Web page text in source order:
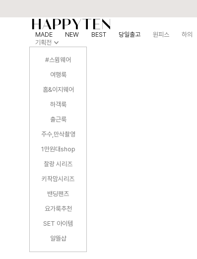
MADE NEW BEST 당일출고 원피스 하의
기획전
#스윔웨어
여행룩
홈&이지웨어
하객룩
출근룩
주수,만삭촬영
1만원대shop
찰랑 시리즈
키작맘시리즈
밴딩팬츠
요가룩추천
SET 아이템
알뜰샵